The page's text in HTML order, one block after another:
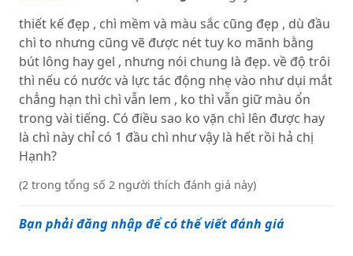
thiết kế đẹp , chì mềm và màu sắc cũng đẹp , dù đầu
chì to nhưng cũng vẽ được nét tuy ko mãnh bằng
bút lông hay gel , nhưng nói chung là đẹp. về độ trôi
thì nếu có nước và lực tác động nhẹ vào như dụi mắt
chẳng hạn thì chì vẫn lem , ko thì vẫn giữ màu ổn
trong vài tiếng. Có điều sao ko vặn chì lên được hay
là chì này chỉ có 1 đầu chì như vậy là hết rồi hả chị
Hạnh?
(2 trong tổng số 2 người thích đánh giá này)
Bạn phải đăng nhập để có thể viết đánh giá